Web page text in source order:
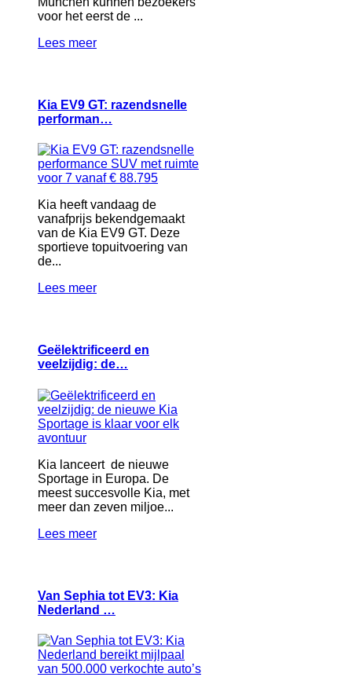
voor het eerst de ...
Lees meer
Kia EV9 GT: razendsnelle
performan…
Kia heeft vandaag de
vanafprijs bekendgemaakt
van de Kia EV9 GT. Deze
sportieve topuitvoering van
de...
Lees meer
Geëlektrificeerd en
veelzijdig: de…
Kia lanceert de nieuwe
Sportage in Europa. De
meest succesvolle Kia, met
meer dan zeven miljoe...
Lees meer
Van Sephia tot EV3: Kia
Nederland …